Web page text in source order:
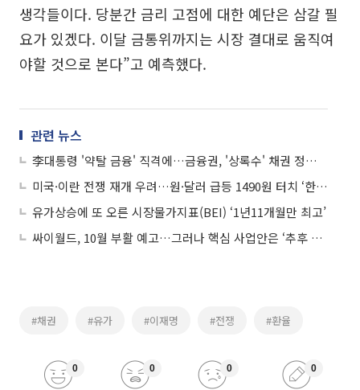
생각들이다. 당분간 금리 고점에 대한 예단은 삼갈 필
요가 있겠다. 이달 금통위까지는 시장 결대로 움직여
야할 것으로 본다”고 예측했다.
관련 뉴스
李대통령 '약탈 금융' 직격에…금융권, '상록수' 채권 정리 속도
미국·이란 전쟁 재개 우려…원·달러 급등 1490원 터치 ‘한달만 최고’
유가상승에 또 오른 시장물가지표(BEI) ‘1년11개월만 최고’
싸이월드, 10월 부활 예고…그러나 핵심 사업안은 ‘추후 공개’
#채권 #유가 #이재명 #전쟁 #환율
0 0 0 0